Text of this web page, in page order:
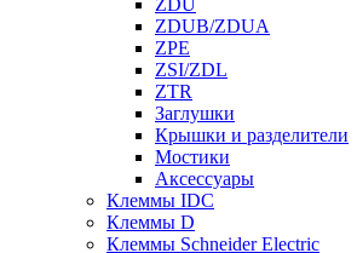
ZDUB/ZDUA
ZPE
ZSI/ZDL
ZTR
Заглушки
Крышки и разделители
Мостики
Аксессуары
Клеммы IDC
Клеммы D
Клеммы Schneider Electric